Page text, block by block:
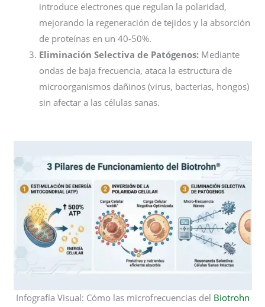
introduce electrones que regulan la polaridad,
mejorando la regeneración de tejidos y la absorción
de proteínas en un 40-50%.
Eliminación Selectiva de Patógenos: Mediante
ondas de baja frecuencia, ataca la estructura de
microorganismos dañinos (virus, bacterias, hongos)
sin afectar a las células sanas.
Infografía Visual: Cómo las microfrecuencias del Biotrohn